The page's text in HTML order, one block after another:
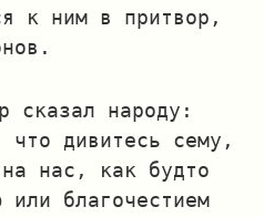
к ним в притвор,
сказал народу:
что дивитесь сему,
нас, как будто
благочестием